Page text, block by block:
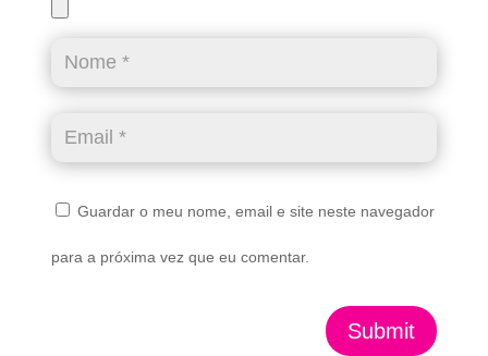
Guardar o meu nome, email e site neste navegador
para a próxima vez que eu comentar.
Submit